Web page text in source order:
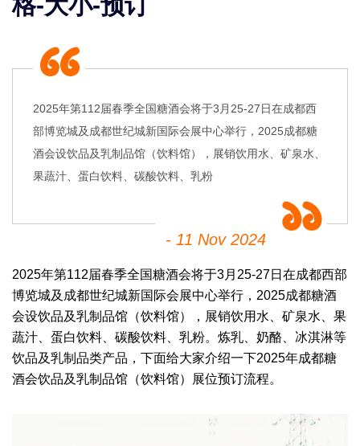
2025年第112届春季全国糖酒会将于3月25-27日在成都西
部博览城及成都世纪城新国际会展中心举行，2025成都糖
酒会设饮品及乳制品馆（饮料馆），展销饮用水、矿泉水、
果蔬汁、蛋白饮料、碳酸饮料、乳粉
- 11 Nov 2024
2025年第112届春季全国糖酒会将于3月25-27日在成都西部
博览城及成都世纪城新国际会展中心举行， 2025成都糖酒
会设饮品及乳制品馆（饮料馆），展销饮用水、矿泉水、果
蔬汁、蛋白饮料、碳酸饮料、乳粉。炼乳、奶酪、冰淇淋等
饮品及乳制品类产品，下面给大家介绍一下2025年成都糖
酒会饮品及乳制品馆（饮料馆） 展位预订流程。